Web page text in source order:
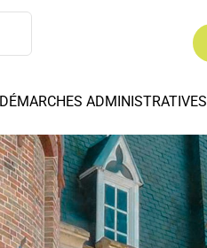
DÉMARCHES ADMINISTRATIVES